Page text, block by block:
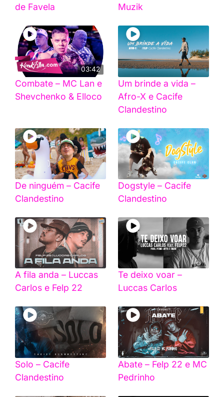
de Favela
Muzik
03:42
Combate – MC Lan e
Shevchenko & Elloco
Um brinde a vida –
Afro-X e Cacife
Clandestino
De ninguém – Cacife
Clandestino
Dogstyle – Cacife
Clandestino
A fila anda – Luccas
Carlos e Felp 22
Te deixo voar –
Luccas Carlos
Solo – Cacife
Clandestino
Abate – Felp 22 e MC
Pedrinho